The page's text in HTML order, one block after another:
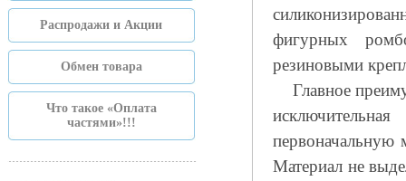
Распродажи и Акции
Обмен товара
Что такое «Оплата
частями»!!!
фигурных
резиновыми
Главное
первоначальную
Материал не